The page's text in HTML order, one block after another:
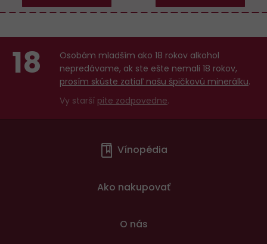
18
Osobám mladším ako 18 rokov alkohol
nepredávame, ak ste ešte nemali 18 rokov,
prosím skúste zatiaľ našu špičkovú minerálku.
Vy starší pite zodpovedne.
Vínopédia
Ako nakupovať
O nás